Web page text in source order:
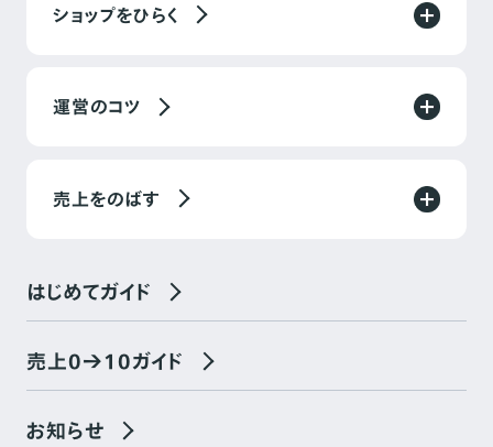
ショップをひらく
運営のコツ
売上をのばす
はじめてガイド
売上0→10ガイド
お知らせ